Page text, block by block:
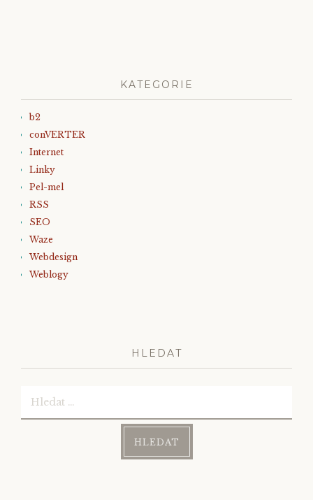
KATEGORIE
b2
conVERTER
Internet
Linky
Pel-mel
RSS
SEO
Waze
Webdesign
Weblogy
HLEDAT